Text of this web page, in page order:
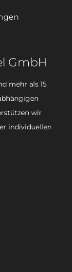
GmbH
mehr als 15
wir
individuellen